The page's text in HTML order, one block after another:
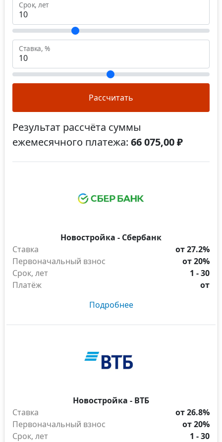
Срок, лет
Ставка, %
Рассчитать
Результат рассчёта суммы
ежемесячного платежа: 66 075,00 ₽
Новостройка - Сбербанк
Ставка
от 27.2%
Первоначальный взнос
от 20%
Срок, лет
1 - 30
Платёж
от
Подробнее
Новостройка - ВТБ
Ставка
от 26.8%
Первоначальный взнос
от 20%
Срок, лет
1 - 30